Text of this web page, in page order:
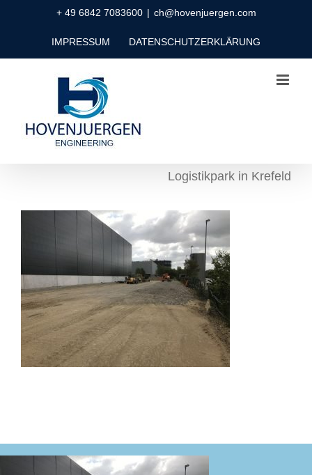
+ 49 6842 7083600 | ch@hovenjuergen.com
IMPRESSUM DATENSCHUTZERKLÄRUNG
Logistikpark in Krefeld